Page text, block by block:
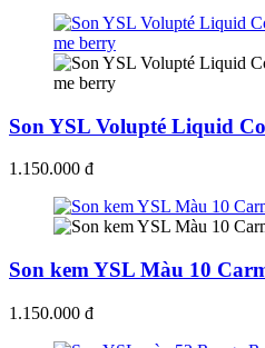
Son YSL Volupté Liquid
1.150.000 đ
Son kem YSL Màu 10
1.150.000 đ